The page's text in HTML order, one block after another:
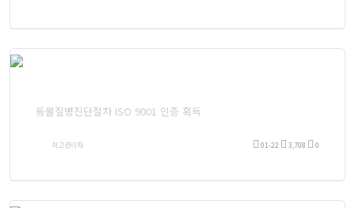
동물질병진단절차 ISO 9001 인증 획득
최고관리자 01-22 3,708 0